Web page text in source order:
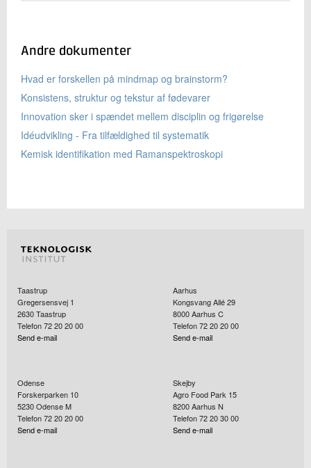
Andre dokumenter
Hvad er forskellen på mindmap og brainstorm?
Konsistens, struktur og tekstur af fødevarer
Innovation sker i spændet mellem disciplin og frigørelse
Idéudvikling - Fra tilfældighed til systematik
Kemisk identifikation med Ramanspektroskopi
Taastrup
Gregersensvej 1
2630Taastrup
Telefon 72 20 20 00
Send e-mail
Aarhus
Kongsvang Allé 29
8000Aarhus C
Telefon 72 20 20 00
Send e-mail
Odense
Forskerparken 10
5230Odense M
Telefon 72 20 20 00
Send e-mail
Skejby
Agro Food Park 15
8200Aarhus N
Telefon 72 20 30 00
Send e-mail